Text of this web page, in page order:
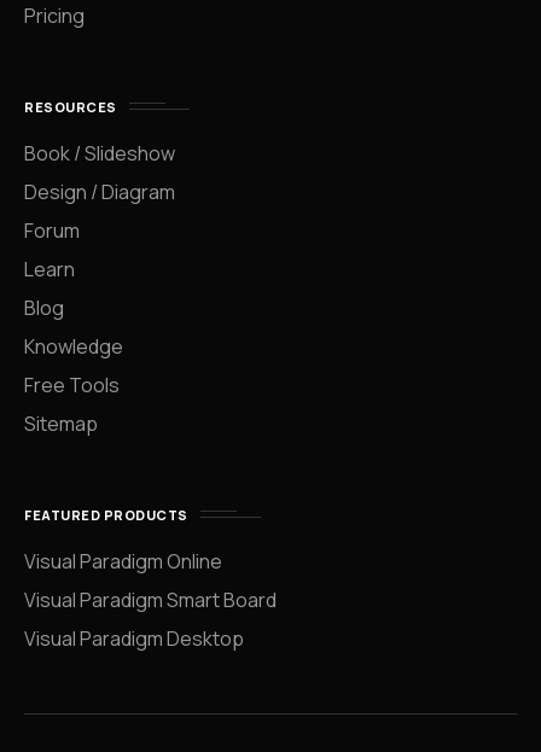
Pricing
RESOURCES
Book / Slideshow
Design / Diagram
Forum
Learn
Blog
Knowledge
Free Tools
Sitemap
FEATURED PRODUCTS
Visual Paradigm Online
Visual Paradigm Smart Board
Visual Paradigm Desktop